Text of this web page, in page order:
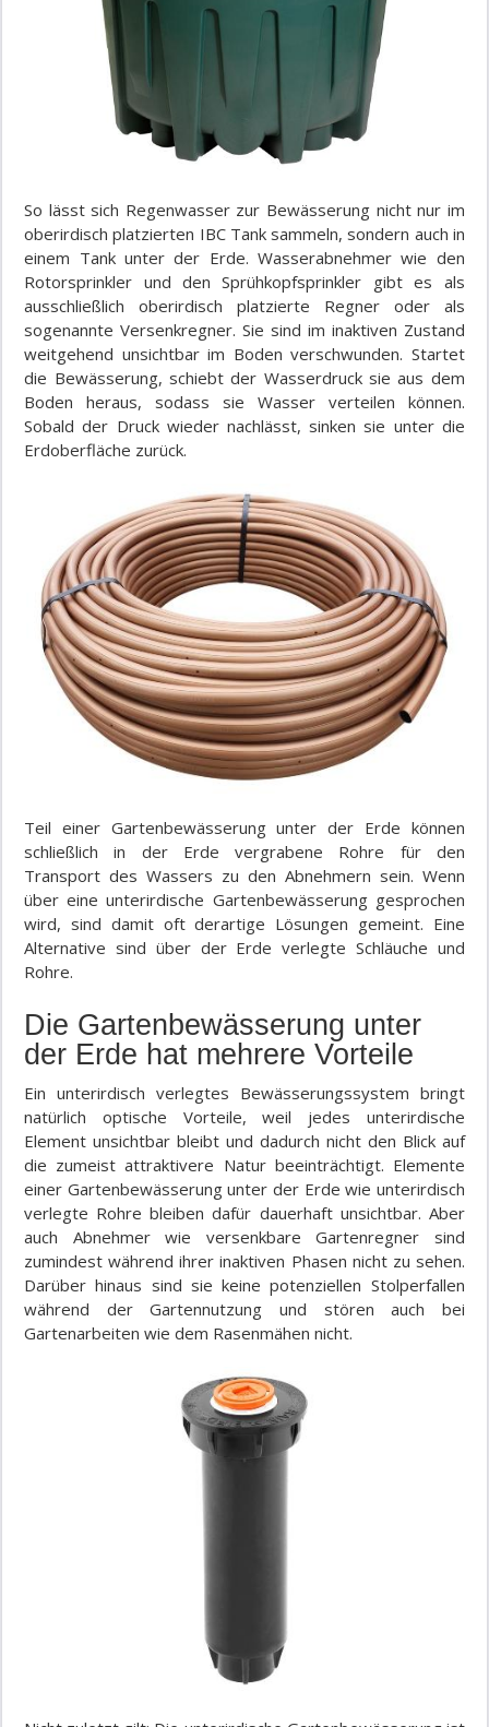
So lässt sich Regenwasser zur Bewässerung nicht nur im
oberirdisch platzierten IBC Tank sammeln, sondern auch in
einem Tank unter der Erde. Wasserabnehmer wie den
Rotorsprinkler und den Sprühkopfsprinkler gibt es als
ausschließlich oberirdisch platzierte Regner oder als
sogenannte Versenkregner. Sie sind im inaktiven Zustand
weitgehend unsichtbar im Boden verschwunden. Startet
die Bewässerung, schiebt der Wasserdruck sie aus dem
Boden heraus, sodass sie Wasser verteilen können.
Sobald der Druck wieder nachlässt, sinken sie unter die
Erdoberfläche zurück.
Teil einer Gartenbewässerung unter der Erde können
schließlich in der Erde vergrabene Rohre für den
Transport des Wassers zu den Abnehmern sein. Wenn
über eine unterirdische Gartenbewässerung gesprochen
wird, sind damit oft derartige Lösungen gemeint. Eine
Alternative sind über der Erde verlegte Schläuche und
Rohre.
Die Gartenbewässerung unter
der Erde hat mehrere Vorteile
Ein unterirdisch verlegtes Bewässerungssystem bringt
natürlich optische Vorteile, weil jedes unterirdische
Element unsichtbar bleibt und dadurch nicht den Blick auf
die zumeist attraktivere Natur beeinträchtigt. Elemente
einer Gartenbewässerung unter der Erde wie unterirdisch
verlegte Rohre bleiben dafür dauerhaft unsichtbar. Aber
auch Abnehmer wie versenkbare Gartenregner sind
zumindest während ihrer inaktiven Phasen nicht zu sehen.
Darüber hinaus sind sie keine potenziellen Stolperfallen
während der Gartennutzung und stören auch bei
Gartenarbeiten wie dem Rasenmähen nicht.